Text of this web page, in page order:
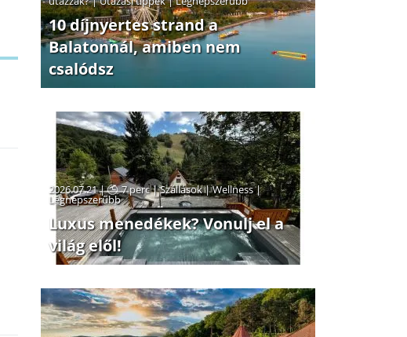
10 díjnyertes strand a
Balatonnál, amiben nem
csalódsz
2026.07.21 | 7 perc|Szállások|Wellness|
Legnépszerűbb
Luxus menedékek? Vonulj el a
világ elől!